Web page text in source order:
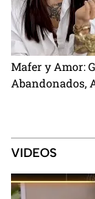
Mafer y Amor:
Abandonados,
VIDEOS